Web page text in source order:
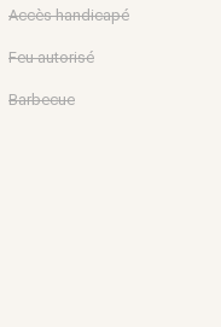
Accès handicapé
Feu autorisé
Barbecue